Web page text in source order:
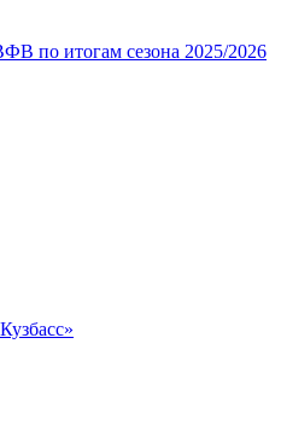
по итогам сезона 2025/2026